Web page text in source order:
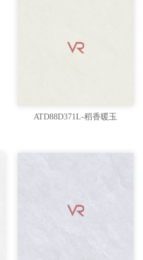
ATD88D371L-稻香暖玉